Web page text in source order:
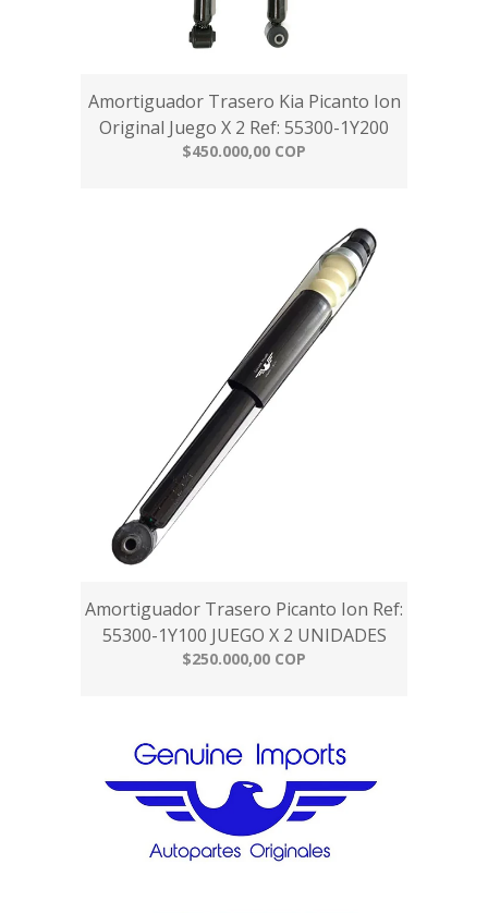
Amortiguador Trasero Kia Picanto Ion
Original Juego X 2 Ref: 55300-1Y200
$450.000,00 COP
Amortiguador Trasero Picanto Ion Ref:
55300-1Y100 JUEGO X 2 UNIDADES
$250.000,00 COP